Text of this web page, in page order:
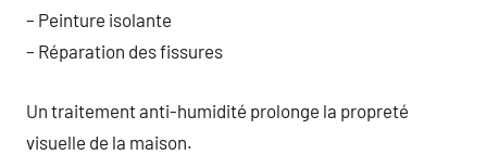
– Peinture isolante
– Réparation des fissures
Un traitement anti-humidité prolonge la propreté
visuelle de la maison.